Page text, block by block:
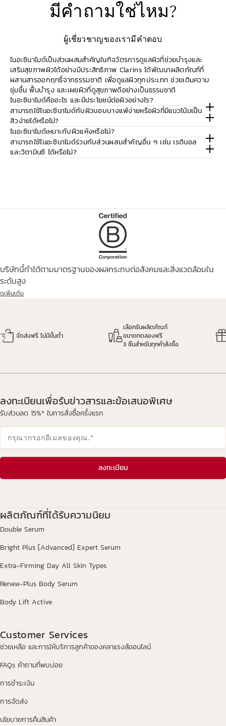
มีคำถามใช่ไหม?
ผู้เชี่ยวชาญของเรามีคำตอบ
ไนอะซินาไมด์เป็นส่วนผสมสำคัญในกิจวัตรการดูแลผิวที่ช่วยบำรุงและ
เสริมสุขภาพผิวได้อย่างมีประสิทธิภาพ Clarins ได้พัฒนาผลิตภัณฑ์ที่
ผสานสารออกฤทธิ์จากธรรมชาติ เพื่อดูแลผิวทุกประเภท ช่วยเติมความ
ชุ่มชื้น ฟื้นบำรุง และเผยผิวที่ดูสุขภาพดีอย่างเป็นธรรมชาติ
ไนอะซินาไมด์คืออะไร และมีประโยชน์ต่อผิวอย่างไร?
สามารถใช้ไนอะซินาไมด์กับผิวบอบบางแพ้ง่ายหรือผิวที่มีแนวโน้มเป็น
สิวง่ายได้หรือไม่?
ไนอะซินาไมด์เหมาะกับผิวแห้งหรือไม่?
สามารถใช้ไนอะซินาไมด์ร่วมกับส่วนผสมสำคัญอื่น ๆ เช่น เรตินอล
และวิตามินซี ได้หรือไม่?
บริษัทนี้ทำได้ตามมาตรฐานของผลกระทบต่อสังคมและสิ่งแวดล้อมใน
ระดับสูง
ดูเพิ่มเติม
จัดส่งฟรี ไม่มีขั้นต่ำ
เลือกรับผลิตภัณฑ์
ขนาดทดลองฟรี
3 ชิ้นสำหรับทุกคำสั่งซื้อ
ลงทะเบียนเพื่อรับข่าวสารและข้อเสนอพิเศษ
รับส่วนลด 15%* ในการสั่งซื้อครั้งแรก
กรุณากรอกอีเมลของคุณ.*
ลงทะเบียน
ผลิตภัณฑ์ที่ได้รับความนิยม
Double Serum
Bright Plus [Advanced] Expert Serum
Extra-Firming Day All Skin Types
Renew-Plus Body Serum
Body Lift Active
Customer Services
ช่วยเหลือ และการให้บริการลูกค้าของคลาแรงส์ออนไลน์
FAQs คำถามที่พบบ่อย
การชำระเงิน
การจัดส่ง
นโยบายการคืนสินค้า